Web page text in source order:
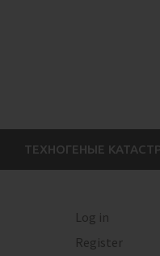
ТЕХНОГЕНЫЕ
Log in
Register